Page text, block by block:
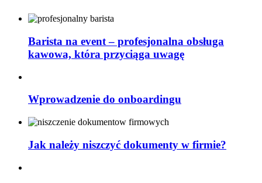
Barista na event – profesjonalna obsługa
kawowa, która przyciąga uwagę
Wprowadzenie do onboardingu
Jak należy niszczyć dokumenty w firmie?